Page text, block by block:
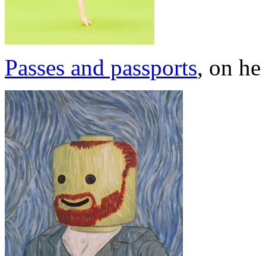
Passes and passports, on